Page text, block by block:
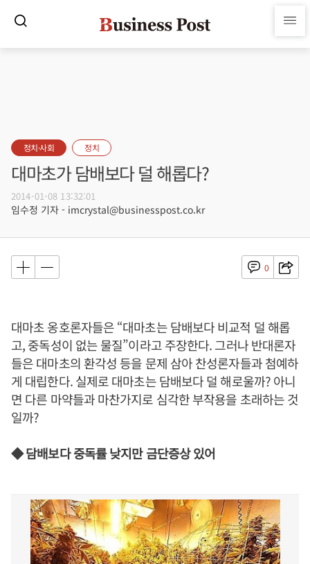
정치·사회 정치
대마초가 담배보다 덜 해롭다?
2014-01-08 13:32:01
임수정 기자 - imcrystal@businesspost.co.kr
0
대마초 옹호론자들은 “대마초는 담배보다 비교적 덜 해롭
고, 중독성이 없는 물질”이라고 주장한다. 그러나 반대론자
들은 대마초의 환각성 등을 문제 삼아 찬성론자들과 첨예하
게 대립한다. 실제로 대마초는 담배보다 덜 해로울까? 아니
면 다른 마약들과 마찬가지로 심각한 부작용을 초래하는 것
일까?
◆ 담배보다 중독률 낮지만 금단증상 있어